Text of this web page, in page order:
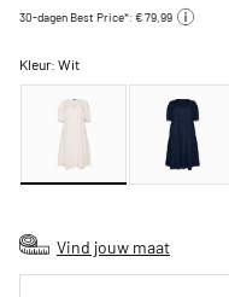
30-dagen Best Price*: € 79,99
Kleur:Wit
Vind jouw maat